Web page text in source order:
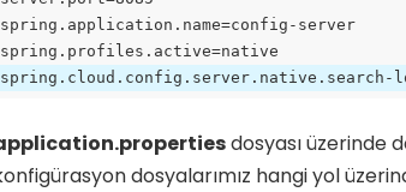
dosyası üzerinde
dosyalarımız hangi yol